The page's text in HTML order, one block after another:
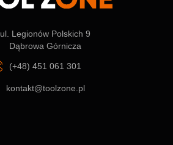
ul. Legionów Polskich 9
Dąbrowa Górnicza
(+48) 451 061 301
kontakt@toolzone.pl